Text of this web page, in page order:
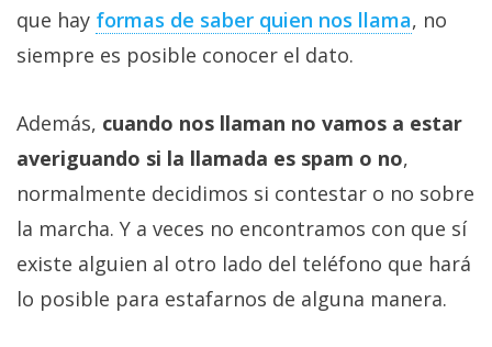
que hay formas de saber quien nos llama, no
siempre es posible conocer el dato.
Además, cuando nos llaman no vamos a estar
averiguando si la llamada es spam o no,
normalmente decidimos si contestar o no sobre
la marcha. Y a veces no encontramos con que sí
existe alguien al otro lado del teléfono que hará
lo posible para estafarnos de alguna manera.